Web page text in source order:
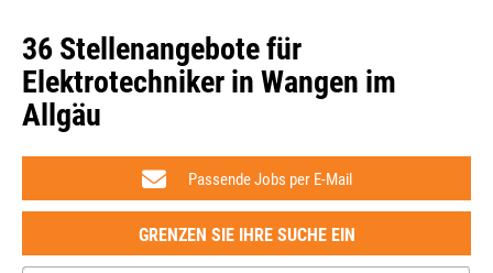
36 Stellenangebote für
Elektrotechniker in Wangen im
Allgäu
Passende Jobs per E-Mail
GRENZEN SIE IHRE SUCHE EIN